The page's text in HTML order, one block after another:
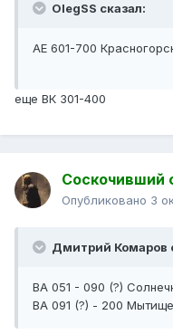
OlegSS сказал:
АЕ 601-700
еще ВК 301-400
Соскочивший
Опубликовано 3
Дмитрий Комаров
ВА 051 - 090 (?)
ВА 091 (?) - 200